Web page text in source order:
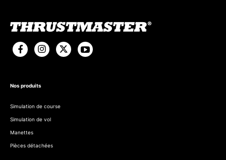
Nos produits
Simulation de course
Simulation de vol
Manettes
Pièces détachées